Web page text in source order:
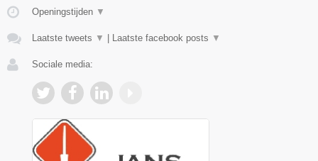
Openingstijden ▼
Laatste tweets ▼ Laatste facebook posts ▼
Sociale media: